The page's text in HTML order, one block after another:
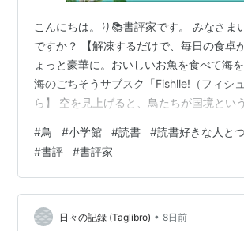
こんにちは。り📚書評家です。 みなさま
ですか？ 【解凍するだけで、毎日の食卓
ょっと豪華に。おいしいお魚を食べて海
海のごちそうサブスク「Fishlle!（フィシ
ら】 空を見上げると、鳥たちが国境とい
飛び回っています。 パスポートもビザも
引いた見えない境界線をやすやすと越えて
を見ていると、わたしたちが日々囚われ
組みや常識がいかに小さく、窮屈なもの
かされます。 中学校の頃、学校から帰宅
#鳥 #小学館 #読書 #読書好きな人と
#書評 #書評家
日々の記録 (Taglibro) • 8日前